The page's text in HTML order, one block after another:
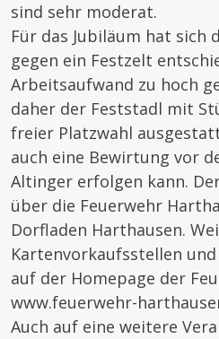
sind sehr moderat.
Für das Jubiläum hat sich
gegen ein Festzelt
Arbeitsaufwand zu hoch
daher der Feststadl mit
freier Platzwahl
auch eine Bewirtung vor
Altinger erfolgen kann.
über die Feuerwehr
Dorfladen Harthausen.
Kartenvorkaufsstellen
auf der Homepage der
www.feuerwehr-
Auch auf eine weitere